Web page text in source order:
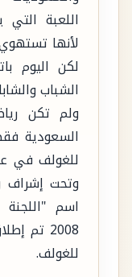
اللعبة
لأنها
لكن اليوم
الشباب
ولم تكن
السعودية
وتحت إشراف
اسم
2008
للغولف.